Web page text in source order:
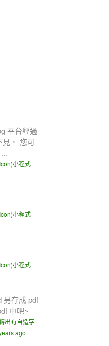
平台經過
見。 您可
小程式 |
小程式 |
小程式 |
另存成 pdf
中吧~
出有自造字
ago